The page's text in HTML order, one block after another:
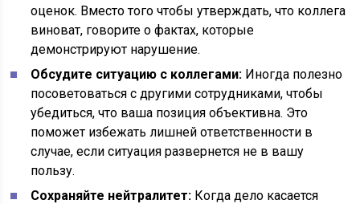
оценок. Вместо того чтобы утверждать, что коллега
виноват, говорите о фактах, которые
демонстрируют нарушение.
Обсудите ситуацию с коллегами: Иногда полезно
посоветоваться с другими сотрудниками, чтобы
убедиться, что ваша позиция объективна. Это
поможет избежать лишней ответственности в
случае, если ситуация развернется не в вашу
пользу.
Сохраняйте нейтралитет: Когда дело касается